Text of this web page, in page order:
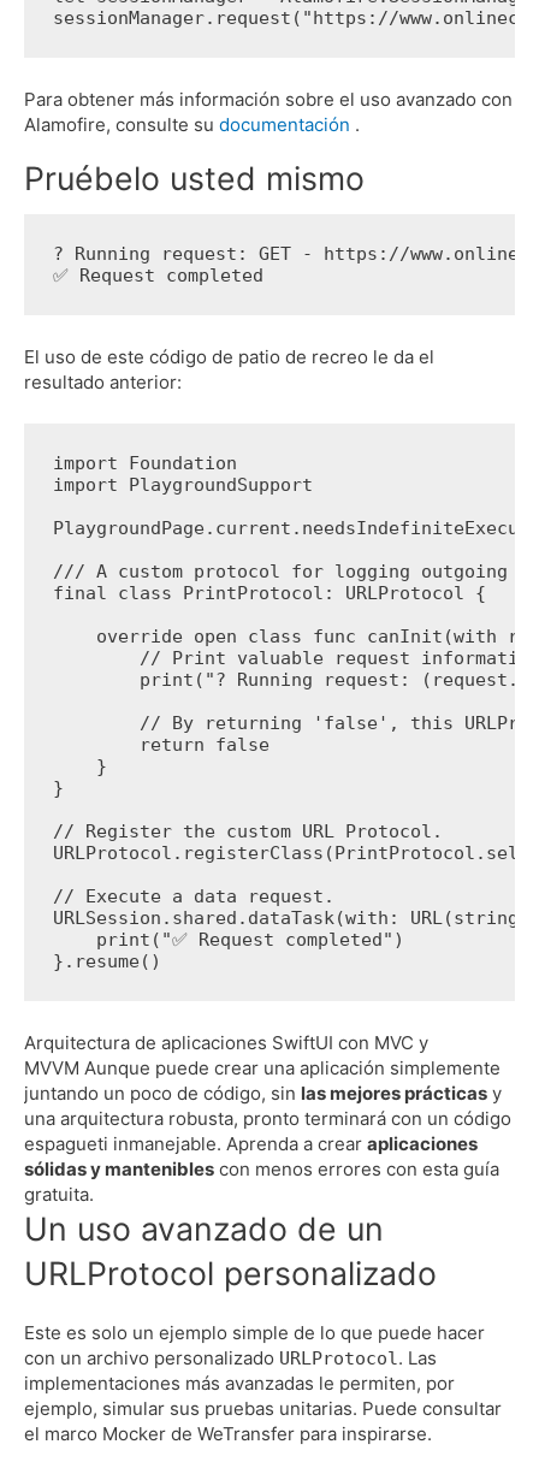
sessionManager.request("https://
Para obtener más información sobre el uso avanzado con
Alamofire, consulte su documentación .
Pruébelo usted mismo
? Running request: GET - https://
✅ Request completed
El uso de este código de patio de recreo le da el
resultado anterior:
import Foundation
import PlaygroundSupport
/// A custom protocol for logging outgoing
final class PrintProtocol: URLProtocol {
override open class func canInit(with
// Print valuable request
print("? Running request:
// By returning 'false', this
        return false
    }
}
// Register the custom URL Protocol.
URLProtocol.registerClass(PrintProtocol.self)
// Execute a data request.
URLSession.shared.dataTask(with:
    print("✅ Request completed")
}.resume()
Arquitectura de aplicaciones SwiftUI con MVC y
MVVM Aunque puede crear una aplicación simplemente
juntando un poco de código, sin las mejores prácticas y
una arquitectura robusta, pronto terminará con un código
espagueti inmanejable. Aprenda a crear aplicaciones
sólidas y mantenibles con menos errores con esta guía
gratuita.
Un uso avanzado de un
URLProtocol personalizado
Este es solo un ejemplo simple de lo que puede hacer
con un archivo personalizado URLProtocol. Las
implementaciones más avanzadas le permiten, por
ejemplo, simular sus pruebas unitarias. Puede consultar
el marco Mocker de WeTransfer para inspirarse.